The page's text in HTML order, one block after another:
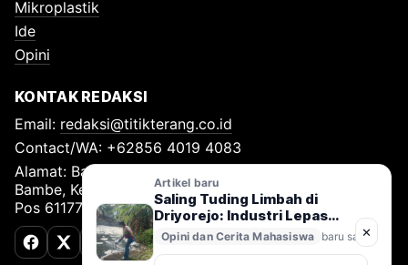
Mikroplastik
Ide
Opini
KONTAK REDAKSI
Email: redaksi@titikterang.co.id
Contact/WA: +62856 4019 4083
Alamat: Bambe Nomor 115, RT 009 RW 009, Desa
Bambe, Kecamatan Driyorejo, Kabupaten Gresik, Kode
Pos 61177
FacebookX (Twitter)
TikTok
Artikel baru
Saling Tuding Limbah di
Driyorejo: Industri Lepas
Tangan, Kali Surabaya
Terancam
Opini dan Cerita Mahasiswa baru saja
✕